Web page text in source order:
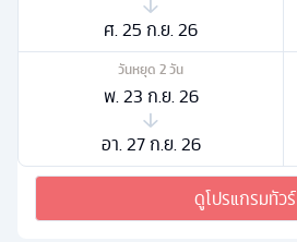
ศ. 25 ก.ย. 26
วันหยุด 2วัน
พ. 23 ก.ย. 26
อา. 27 ก.ย. 26
ดูโปรแกรมทัวร์